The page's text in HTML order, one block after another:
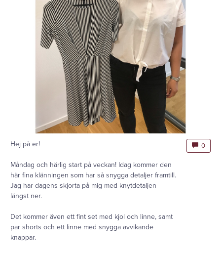
Hej på er!
Måndag och härlig start på veckan! Idag kommer den
här fina klänningen som har så snygga detaljer framtill.
Jag har dagens skjorta på mig med knytdetaljen
längst ner.
Det kommer även ett fint set med kjol och linne, samt
par shorts och ett linne med snygga avvikande
knappar.
0